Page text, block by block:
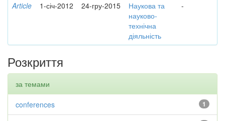
Article 1-січ-2012 24-гру-2015
Наукова та
науково-
технічна
діяльність
-
Розкриття
за темами
1
conferences